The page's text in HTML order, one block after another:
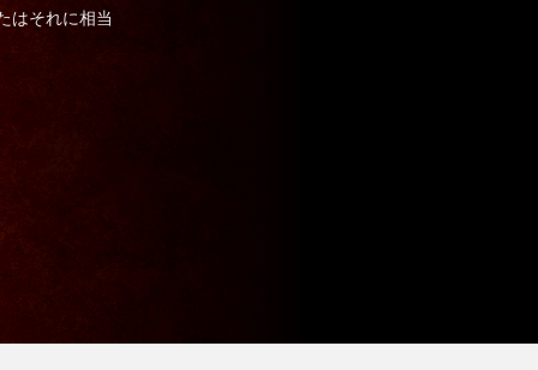
はそれに相当